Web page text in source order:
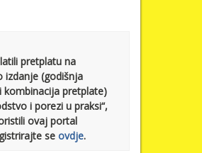
pretplatu na
izdanje (godišnja
kombinacija pretplate)
i porezi u praksi“,
ovaj portal
seovdje.